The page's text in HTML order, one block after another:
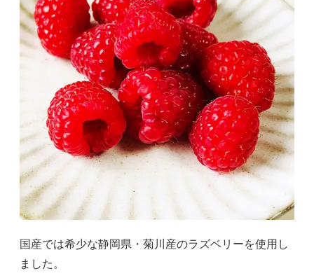
国産では希少な静岡県・菊川産のラズベリーを使用し
ました。